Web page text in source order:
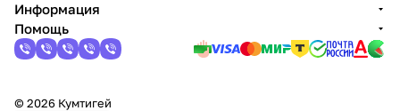
Информация
Помощь
© 2026 Кумтигей